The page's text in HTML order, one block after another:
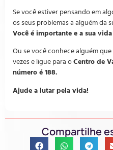
Se você estiver pensando em
os seus problemas a alguém da
Você é importante e a sua
Ou se você conhece alguém
vezes e ligue para oCentro de
número é 188.
Ajude a lutar pela vida!
Compartilhe